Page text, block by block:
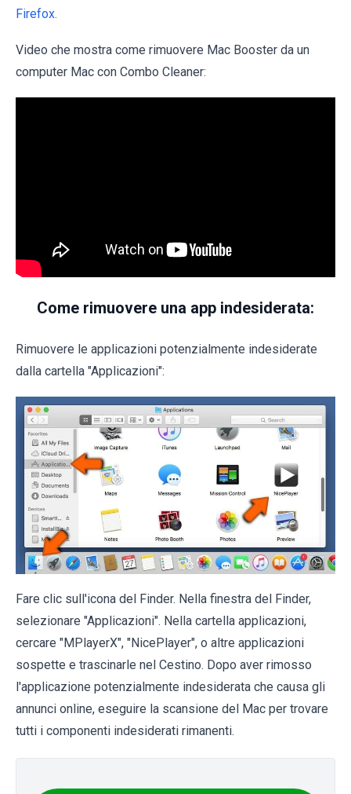
Firefox.
Video che mostra come rimuovere Mac Booster da un
computer Mac con Combo Cleaner:
Come rimuovere una app indesiderata:
Rimuovere le applicazioni potenzialmente indesiderate
dalla cartella "Applicazioni":
Fare clic sull'icona del Finder. Nella finestra del Finder,
selezionare "Applicazioni". Nella cartella applicazioni,
cercare "MPlayerX", "NicePlayer", o altre applicazioni
sospette e trascinarle nel Cestino. Dopo aver rimosso
l'applicazione potenzialmente indesiderata che causa gli
annunci online, eseguire la scansione del Mac per trovare
tutti i componenti indesiderati rimanenti.